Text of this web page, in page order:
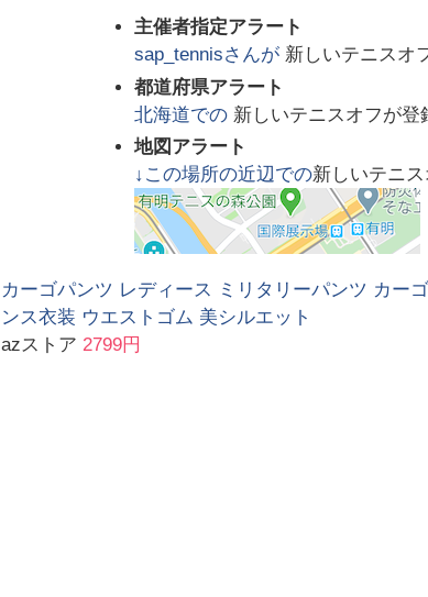
主催者指定アラート
sap_tennisさんが 新しいテニスオ
都道府県アラート
北海道での 新しいテニスオフが
地図アラート
↓この場所の近辺での新しいテニ
カーゴパンツ レディース ミリタリーパンツ カー
ンス衣装 ウエストゴム 美シルエット
azストア 2799円